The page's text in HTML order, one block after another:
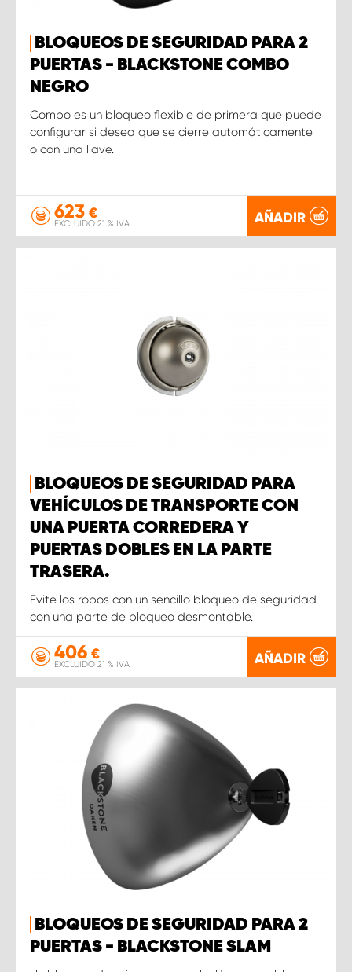
BLOQUEOS DE SEGURIDAD PARA 2
PUERTAS - BLACKSTONE COMBO
NEGRO
Combo es un bloqueo flexible de primera que puede
configurar si desea que se cierre automáticamente
o con una llave.
623 €
EXCLUIDO 21 % IVA AÑADIR
BLOQUEOS DE SEGURIDAD PARA
VEHÍCULOS DE TRANSPORTE CON
UNA PUERTA CORREDERA Y
PUERTAS DOBLES EN LA PARTE
TRASERA.
Evite los robos con un sencillo bloqueo de seguridad
con una parte de bloqueo desmontable.
406 €
EXCLUIDO 21 % IVA AÑADIR
BLOQUEOS DE SEGURIDAD PARA 2
PUERTAS - BLACKSTONE SLAM